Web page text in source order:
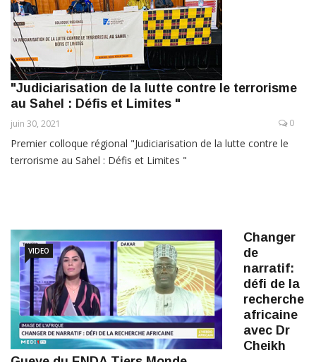
"Judiciarisation de la lutte contre le terrorisme
au Sahel : Défis et Limites "
juin 30, 2021 0
Premier colloque régional "Judiciarisation de la lutte contre le
terrorisme au Sahel : Défis et Limites "
VIDEO
Changer
de
narratif:
défi de la
recherche
africaine
avec Dr
Cheikh